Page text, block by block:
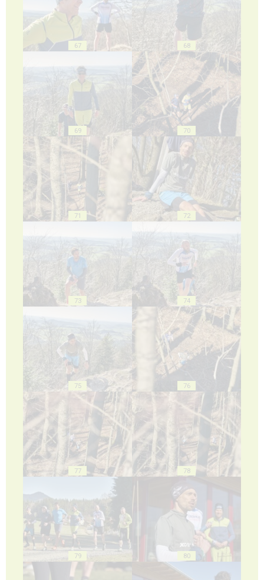
67 68
69 70
71 72
73 74
75 76
77 78
79 80